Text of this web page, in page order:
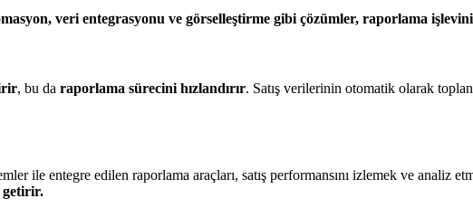
veri entegrasyonu ve görselleştirme gibi çözümler, raporlama
, bu da raporlama sürecini hızlandırır. Satış verilerinin otomatik olarak
ile entegre edilen raporlama araçları, satış performansını izlemek ve analiz
getirir.